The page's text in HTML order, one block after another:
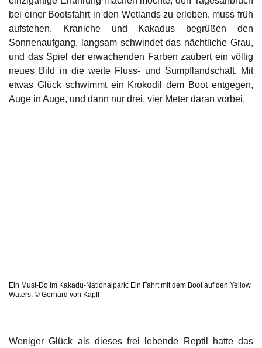
bei einer Bootsfahrt in den Wetlands zu erleben, muss früh
aufstehen. Kraniche und Kakadus begrüßen den
Sonnenaufgang, langsam schwindet das nächtliche Grau,
und das Spiel der erwachenden Farben zaubert ein völlig
neues Bild in die weite Fluss- und Sumpflandschaft. Mit
etwas Glück schwimmt ein Krokodil dem Boot entgegen,
Auge in Auge, und dann nur drei, vier Meter daran vorbei.
Ein Must-Do im Kakadu-Nationalpark: Ein Fahrt mit dem Boot auf den Yellow
Waters. © Gerhard von Kapff
Weniger Glück als dieses frei lebende Reptil hatte das